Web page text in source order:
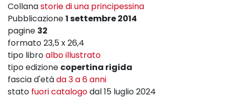
Collanastorie di una principessina
Pubblicazione1 settembre 2014
pagine 32
formato 23,5 x 26,4
tipo libroalbo illustrato
tipo edizione copertina rigida
fascia d'etàda 3 a 6 anni
stato fuori catalogodal 15 luglio 2024